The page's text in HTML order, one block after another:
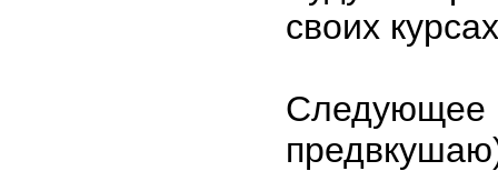
своих
Следующее